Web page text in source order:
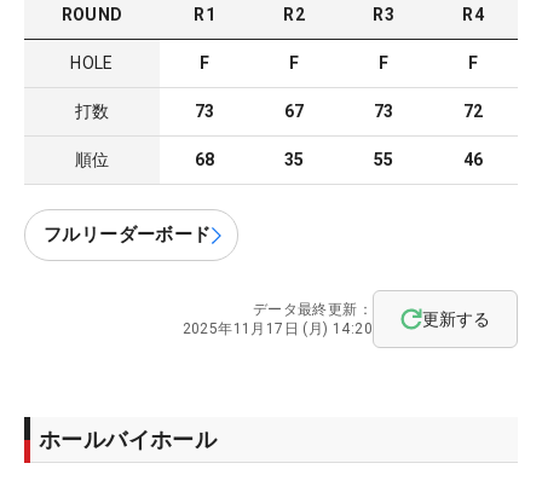
ROUND R1 R2 R3 R4
HOLE F F F F
打数 73 67 73 72
順位 68 35 55 46
フルリーダーボード
データ最終更新：
2025年11月17日 (月) 14:20
更新する
ホールバイホール